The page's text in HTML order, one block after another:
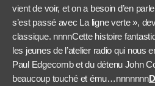
vient de voir, et on a besoin d’en
s’est passé avec La ligne verte »,
classique. nnnnCette histoire
les jeunes de l’atelier radio qui nous
Paul Edgecomb et du détenu John
beaucoup touché et ému…nnnnnnn